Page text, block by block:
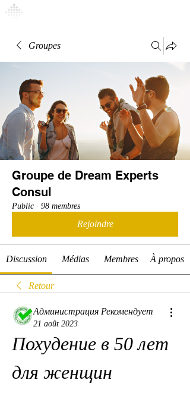
Groupes
Groupe de Dream Experts
Consul
Public · 98 membres
Rejoindre
Discussion Médias Membres À propos
Retour
Администрация Рекомендует
21 août 2023
Похудение в 50 лет
для женщин